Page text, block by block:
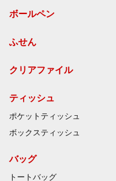
ボールペン
ふせん
クリアファイル
ティッシュ
ポケットティッシュ
ボックスティッシュ
バッグ
トートバッグ